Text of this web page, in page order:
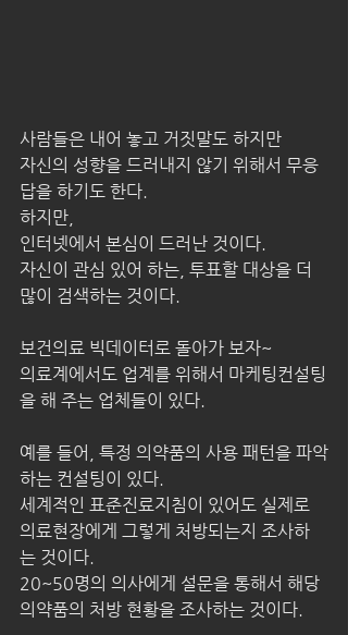
사람들은 내어 놓고 거짓말도 하지만
자신의 성향을 드러내지 않기 위해서 무응
답을 하기도 한다.
하지만,
인터넷에서 본심이 드러난 것이다.
자신이 관심 있어 하는, 투표할 대상을 더
많이 검색하는 것이다.
보건의료 빅데이터로 돌아가 보자~
의료계에서도 업계를 위해서 마케팅컨설팅
을 해 주는 업체들이 있다.
예를 들어, 특정 의약품의 사용 패턴을 파악
하는 컨설팅이 있다.
세계적인 표준진료지침이 있어도 실제로
의료현장에게 그렇게 처방되는지 조사하
는 것이다.
20~50명의 의사에게 설문을 통해서 해당
의약품의 처방 현황을 조사하는 것이다.